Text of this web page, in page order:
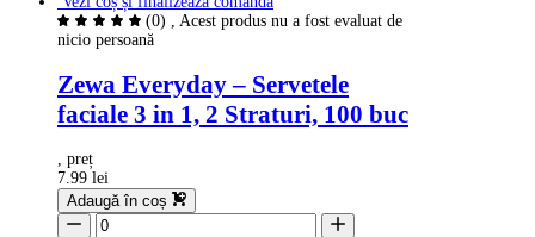
(0)
, Acest produs nu a fost evaluat de
nicio persoană
Zewa Everyday – Servetele
faciale 3 in 1, 2 Straturi, 100 buc
, preț
7.99 lei
Adaugă în coș